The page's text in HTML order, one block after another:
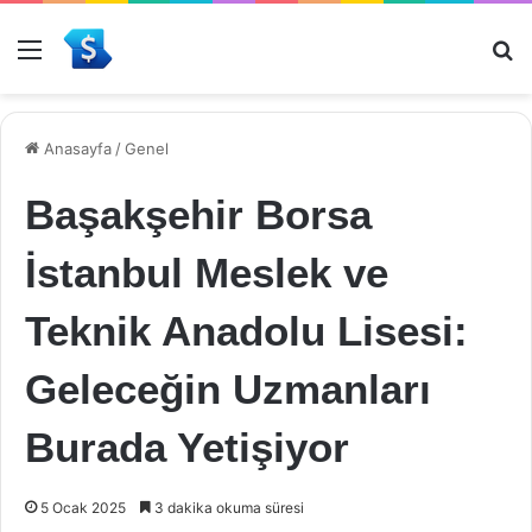
Menü
Anasayfa /Genel
Başakşehir Borsa
İstanbul Meslek ve
Teknik Anadolu Lisesi:
Geleceğin Uzmanları
Burada Yetişiyor
5 Ocak 2025 3 dakika okuma süresi